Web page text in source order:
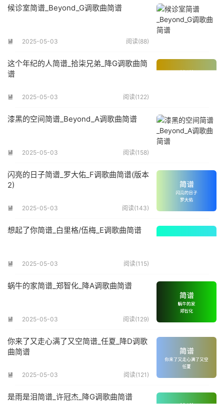
候诊室简谱_Beyond_G调歌曲简谱
 2025-05-03 阅读(88)
这个年纪的人简谱_拾柒兄弟_降G调歌曲简
谱
 2025-05-03 阅读(122)
漆黑的空间简谱_Beyond_A调歌曲简谱
 2025-05-03 阅读(158)
闪亮的日子简谱_罗大佑_F调歌曲简谱(版本
2)
 2025-05-03 阅读(143)
想起了你简谱_白里格/伍梅_E调歌曲简谱
 2025-05-03 阅读(115)
蜗牛的家简谱_郑智化_降A调歌曲简谱
 2025-05-03 阅读(129)
你来了又走心满了又空简谱_任夏_降D调歌
曲简谱
 2025-05-03 阅读(121)
是雨是泪简谱_许冠杰_降G调歌曲简谱